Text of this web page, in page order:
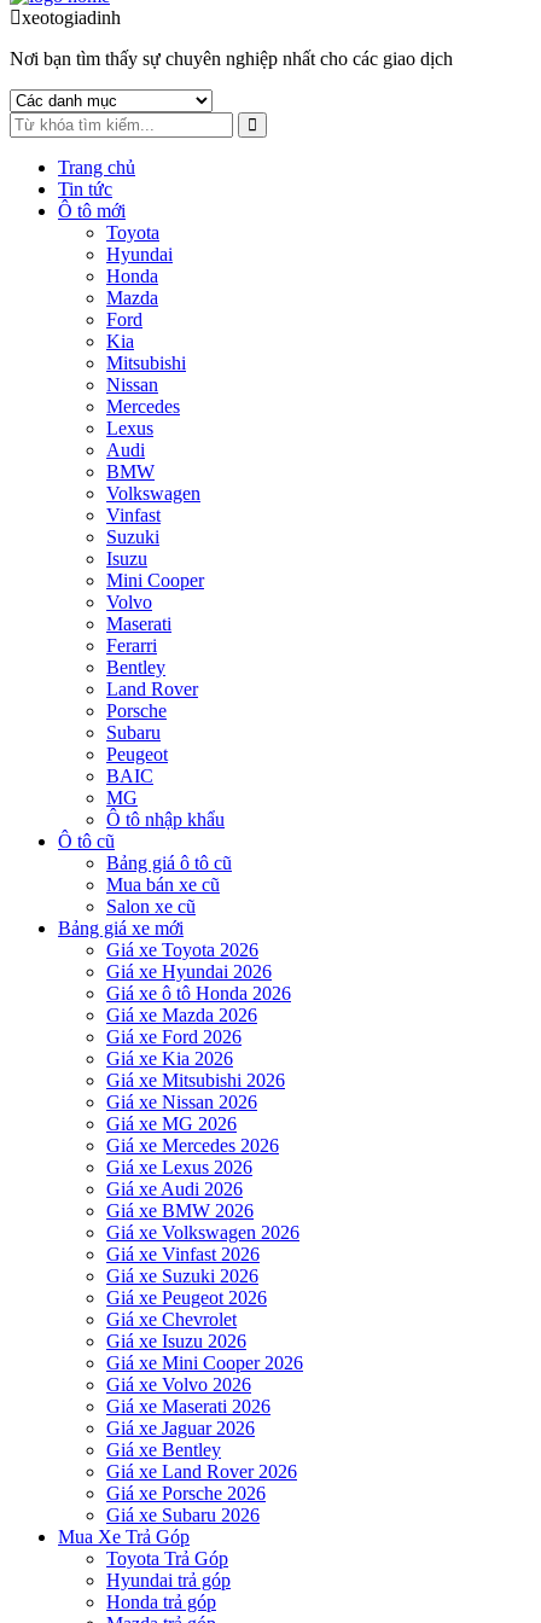
to
toxeotogiadinh
Nơi bạn tìm thấy sự chuyên nghiệp nhất cho các giao dịch
Trang chủ
Tin tức
Ô tô mới
Toyota
Hyundai
Honda
Mazda
Ford
Kia
Mitsubishi
Nissan
Mercedes
Lexus
Audi
BMW
Volkswagen
Vinfast
Suzuki
Isuzu
Mini Cooper
Volvo
Maserati
Ferarri
Bentley
Land Rover
Porsche
Subaru
Peugeot
BAIC
MG
Ô tô nhập khẩu
Ô tô cũ
Bảng giá ô tô cũ
Mua bán xe cũ
Salon xe cũ
Bảng giá xe mới
Giá xe Toyota 2026
Giá xe Hyundai 2026
Giá xe ô tô Honda 2026
Giá xe Mazda 2026
Giá xe Ford 2026
Giá xe Kia 2026
Giá xe Mitsubishi 2026
Giá xe Nissan 2026
Giá xe MG 2026
Giá xe Mercedes 2026
Giá xe Lexus 2026
Giá xe Audi 2026
Giá xe BMW 2026
Giá xe Volkswagen 2026
Giá xe Vinfast 2026
Giá xe Suzuki 2026
Giá xe Peugeot 2026
Giá xe Chevrolet
Giá xe Isuzu 2026
Giá xe Mini Cooper 2026
Giá xe Volvo 2026
Giá xe Maserati 2026
Giá xe Jaguar 2026
Giá xe Bentley
Giá xe Land Rover 2026
Giá xe Porsche 2026
Giá xe Subaru 2026
Mua Xe Trả Góp
Toyota Trả Góp
Hyundai trả góp
Honda trả góp